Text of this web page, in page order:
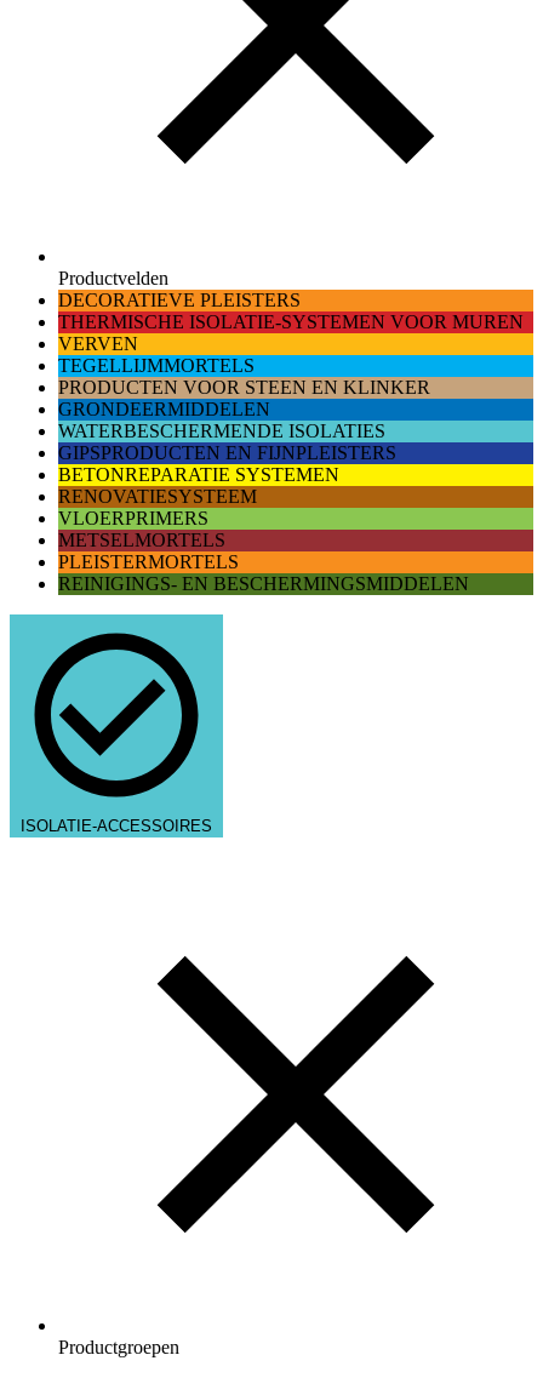
Productvelden
DECORATIEVE PLEISTERS
THERMISCHE ISOLATIE-SYSTEMEN VOOR MUREN
VERVEN
TEGELLIJMMORTELS
PRODUCTEN VOOR STEEN EN KLINKER
GRONDEERMIDDELEN
WATERBESCHERMENDE ISOLATIES
GIPSPRODUCTEN EN FIJNPLEISTERS
BETONREPARATIE SYSTEMEN
RENOVATIESYSTEEM
VLOERPRIMERS
METSELMORTELS
PLEISTERMORTELS
REINIGINGS- EN BESCHERMINGSMIDDELEN
ISOLATIE-ACCESSOIRES
Productgroepen